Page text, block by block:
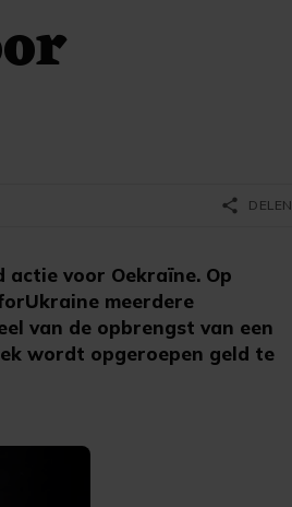
actie voor Oekraïne. Op
meerdere
van de opbrengst van een
wordt opgeroepen geld te
share DELEN